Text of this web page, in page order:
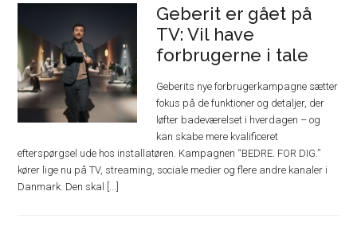
Geberit er gået på
TV: Vil have
forbrugerne i tale
Geberits nye forbrugerkampagne sætter
fokus på de funktioner og detaljer, der
løfter badeværelset i hverdagen – og
kan skabe mere kvalificeret
efterspørgsel ude hos installatøren. Kampagnen “BEDRE. FOR DIG.”
kører lige nu på TV, streaming, sociale medier og flere andre kanaler i
Danmark. Den skal [...]